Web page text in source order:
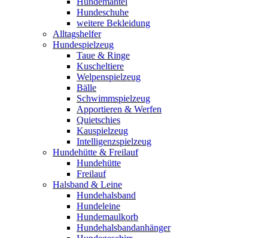
Hundeschuhe
weitere Bekleidung
Alltagshelfer
Hundespielzeug
Taue & Ringe
Kuscheltiere
Welpenspielzeug
Bälle
Schwimmspielzeug
Apportieren & Werfen
Quietschies
Kauspielzeug
Intelligenzspielzeug
Hundehütte & Freilauf
Hundehütte
Freilauf
Halsband & Leine
Hundehalsband
Hundeleine
Hundemaulkorb
Hundehalsbandanhänger